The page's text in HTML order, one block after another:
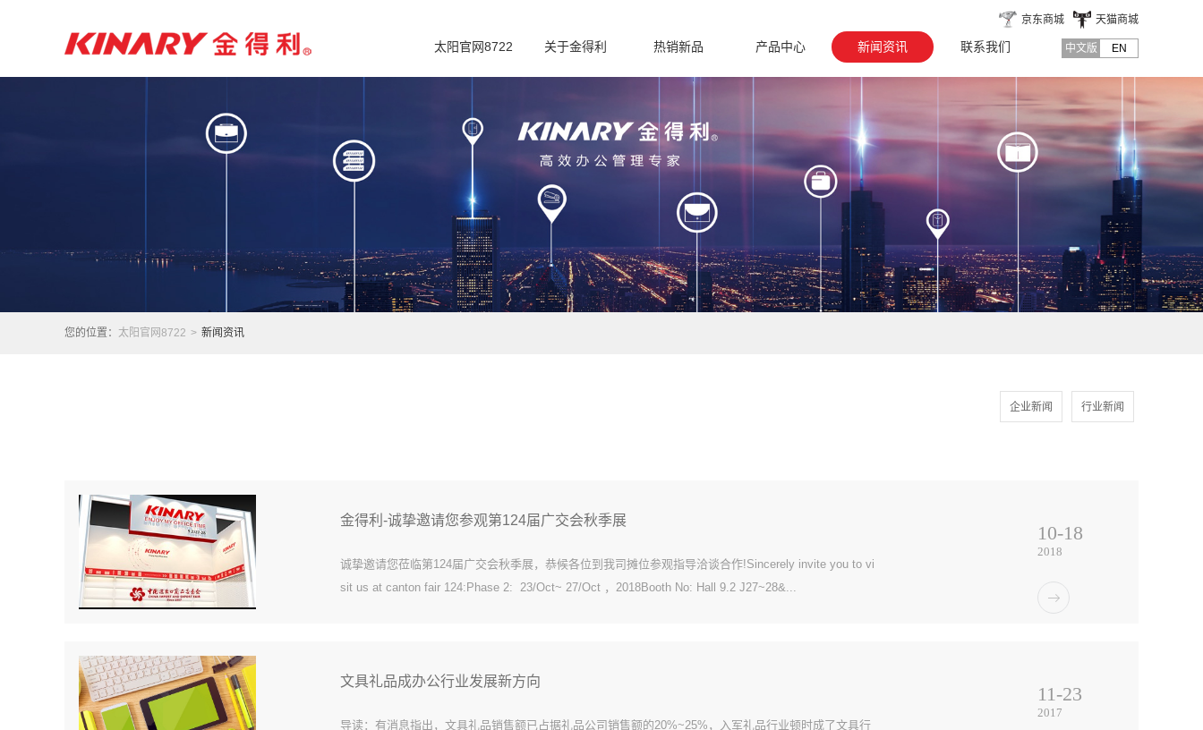
中文版 EN
天猫商城
京东商城
太阳官网8722 关于金得利 热销新品 产品中心 新闻资讯 联系我们
您的位置： 太阳官网8722 > 新闻资讯
行业新闻
企业新闻
金得利-诚挚邀请您参观第124届广交会秋季展
诚挚邀请您莅临第124届广交会秋季展，恭候各位到我司摊位参观指导洽谈合作!Sincerely invite you to vi
sit us at canton fair 124:Phase 2: 23/Oct~ 27/Oct ，2018Booth No: Hall 9.2 J27~28&...
10-18
2018
文具礼品成办公行业发展新方向
导读：有消息指出，文具礼品销售额已占据礼品公司销售额的20%~25%，入军礼品行业顿时成了文具行
11-23
2017